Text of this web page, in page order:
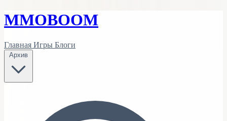
MMOBOOM
Главная Игры Блоги
Архив